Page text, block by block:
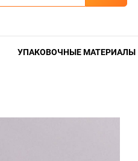
УПАКОВОЧНЫЕ МАТЕРИАЛЫ